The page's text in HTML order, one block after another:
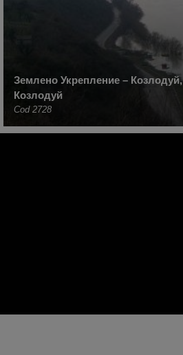
Землено Укрепление – Козлодуй,
Козлодуй
Cod 2728